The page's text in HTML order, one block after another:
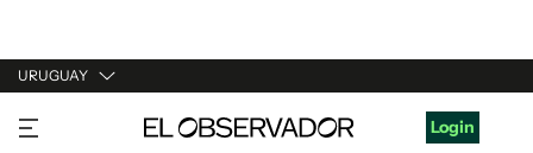
URUGUAY
URUGUAY Login